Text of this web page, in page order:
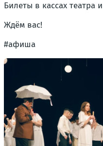
Билеты в кассах театра и
Ждём вас!
#афиша